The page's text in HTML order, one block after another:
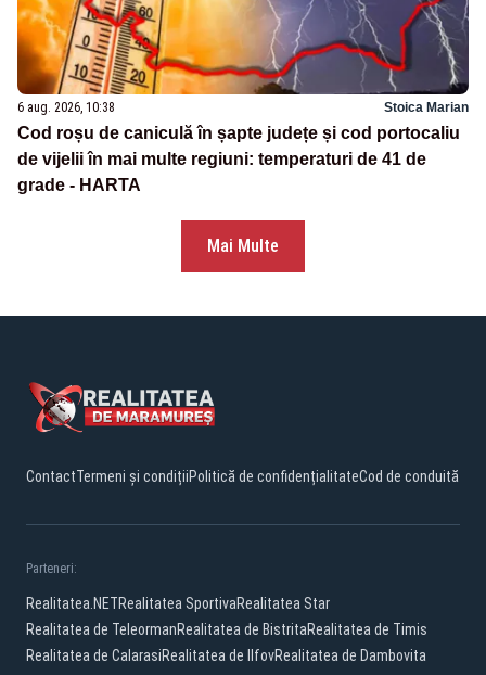
6 aug. 2026, 10:38 Stoica Marian
Cod roșu de caniculă în șapte județe și cod portocaliu
de vijelii în mai multe regiuni: temperaturi de 41 de
grade - HARTA
Mai Multe
ContactTermeni și condițiiPolitică de confidențialitateCod de conduită
Parteneri:
Realitatea.NETRealitatea SportivaRealitatea Star
Realitatea de TeleormanRealitatea de BistritaRealitatea de Timis
Realitatea de CalarasiRealitatea de IlfovRealitatea de Dambovita